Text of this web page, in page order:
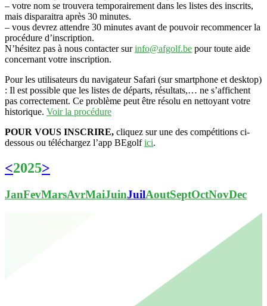
– votre nom se trouvera temporairement dans les listes des inscrits,
mais disparaitra après 30 minutes.
– vous devrez attendre 30 minutes avant de pouvoir recommencer la
procédure d’inscription.
N’hésitez pas à nous contacter surinfo@afgolf.be pour toute aide
concernant votre inscription.
Pour les utilisateurs du navigateur Safari (sur smartphone et desktop)
: Il est possible que les listes de départs, résultats,… ne s’affichent
pas correctement. Ce problème peut être résolu en nettoyant votre
historique. Voir la procédure
POUR VOUS INSCRIRE, cliquez sur une des compétitions ci-
dessous ou téléchargez l’app BEgolfici.
<2025>
JanFevMarsAvrMaiJuinJuilAoutSeptOctNovDec